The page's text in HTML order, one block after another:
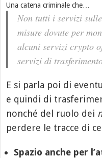
Una catena criminale che…
Non tutti i servizi
misure dovute per
alcuni servizi crypto
servizi di
E si parla poi di
e quindi di
nonché del ruolo dei
perdere le tracce di
Spazio anche per